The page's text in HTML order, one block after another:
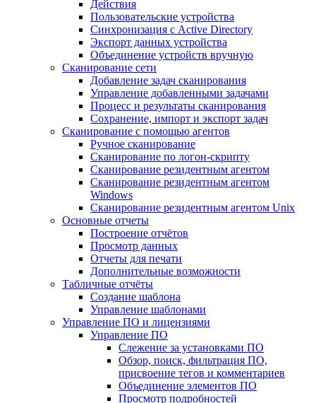
Действия
Пользовательские устройства
Синхронизация с Active Directory
Экспорт данных устройства
Объединение устройств вручную
Сканирование сети
Добавление задач сканирования
Управление добавленными задачами
Процесс и результаты сканирования
Сохранение, импорт и экспорт задач
Сканирование с помощью агентов
Ручное сканирование
Сканирование по логон-скрипту
Сканирование резидентным агентом
Сканирование резидентным агентом
Windows
Сканирование резидентным агентом Unix
Основные отчеты
Построение отчётов
Просмотр данных
Отчеты для печати
Дополнительные возможности
Табличные отчёты
Создание шаблона
Управление шаблонами
Управление ПО и лицензиями
Управление ПО
Слежение за установками ПО
Обзор, поиск, фильтрация ПО,
присвоение тегов и комментариев
Объединение элементов ПО
Просмотр подробностей